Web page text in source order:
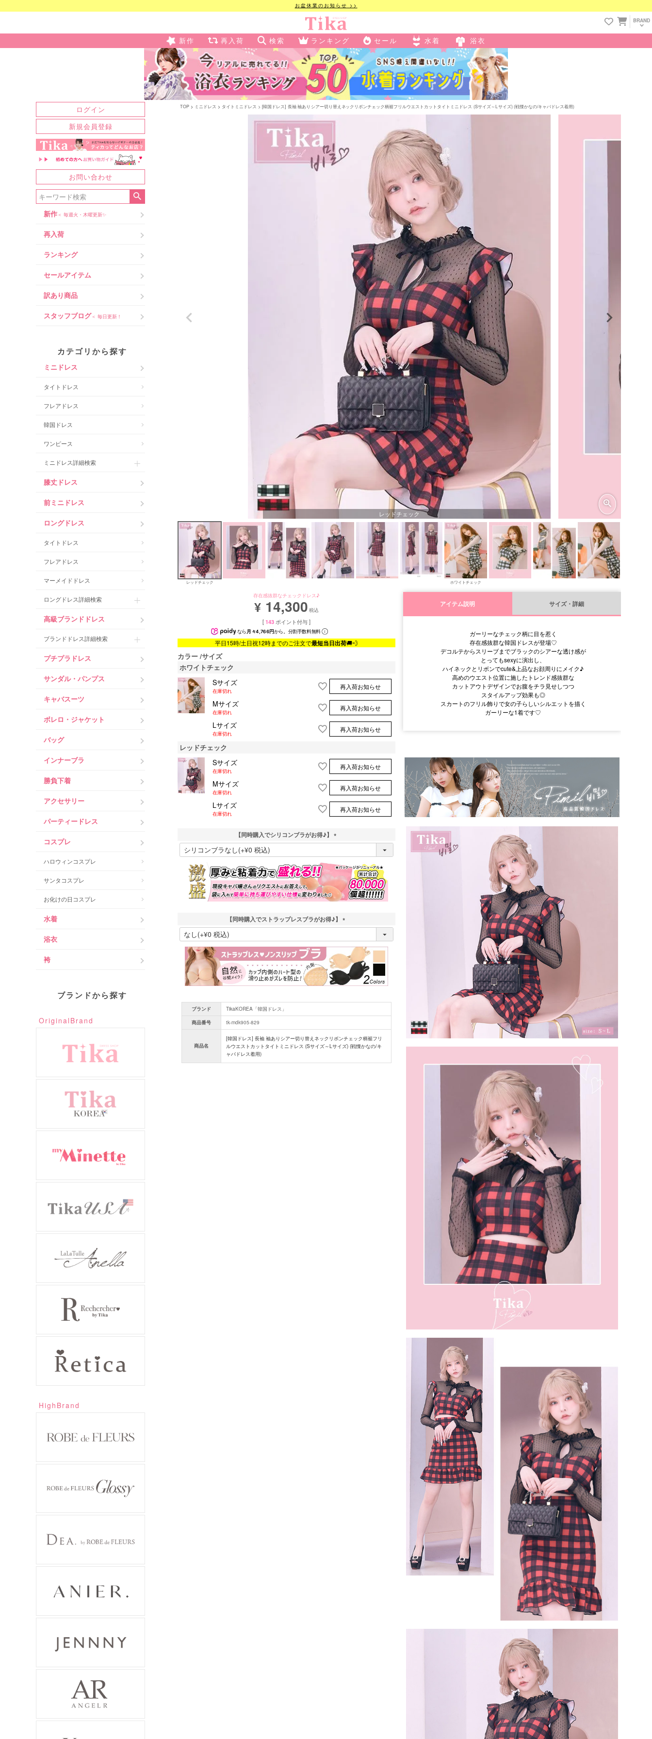
お盆休業のお知らせ >>
BRAND
新作 再入荷 検索 ランキング セール 水着 浴衣
ログイン
新規会員登録
お問い合わせ
新作＜ 毎週火・木曜更新✨
再入荷
ランキング
セールアイテム
訳あり商品
スタッフブログ＜ 毎日更新！
カテゴリから探す
ミニドレス
タイトドレス
フレアドレス
韓国ドレス
ワンピース
ミニドレス詳細検索
膝丈ドレス
前ミニドレス
ロングドレス
タイトドレス
フレアドレス
マーメイドドレス
ロングドレス詳細検索
高級ブランドドレス
ブランドドレス詳細検索
プチプラドレス
サンダル・パンプス
キャバスーツ
ボレロ・ジャケット
バッグ
インナーブラ
勝負下着
アクセサリー
パーティードレス
コスプレ
ハロウィンコスプレ
サンタコスプレ
お化けの日コスプレ
水着
浴衣
袴
ブランドから探す
OriginalBrand
HighBrand
TOP ミニドレス タイトミニドレス [韓国ドレス] 長袖 袖ありシアー切り替えネックリボンチェック柄裾フリルウエストカットタイトミニドレス (Sサイズ～Lサイズ) (戦慄かなの/キャバドレス着用)
レッドチェック
レッドチェック ホワイトチェック
存在感抜群なチェックドレス♪
¥ 14,300 税込
[143 ポイント付与 ]
なら 月々4,766円から。分割手数料無料
平日15時/土日祝12時までのご注文で最短当日出荷🚚💨
カラー サイズ
ホワイトチェック
Sサイズ
在庫切れ
再入荷お知らせ
Mサイズ
在庫切れ
再入荷お知らせ
Lサイズ
在庫切れ
再入荷お知らせ
レッドチェック
Sサイズ
在庫切れ
再入荷お知らせ
Mサイズ
在庫切れ
再入荷お知らせ
Lサイズ
在庫切れ
再入荷お知らせ
【同時購入でシリコンブラがお得♪】
(
必
須
)
【同時購入でストラップレスブラがお得♪】
(
必
須
)
ブランド
TikaKOREA「韓国ドレス」
商品番号
tk-mdk905-829
商品名
[韓国ドレス] 長袖 袖ありシアー切り替えネックリボンチェック柄裾フリ
ルウエストカットタイトミニドレス (Sサイズ～Lサイズ) (戦慄かなの/キ
ャバドレス着用)
アイテム説明 サイズ・詳細
ガーリーなチェック柄に目を惹く
存在感抜群な韓国ドレスが登場♡
デコルテからスリーブまでブラックのシアーな透け感が
とってもsexyに演出し、
ハイネックとリボンでcute&上品なお顔周りにメイク♪
高めのウエスト位置に施したトレンド感抜群な
カットアウトデザインでお腹をチラ見せしつつ
スタイルアップ効果も◎
スカートのフリル飾りで女の子らしいシルエットを描く
ガーリーな1着です♡